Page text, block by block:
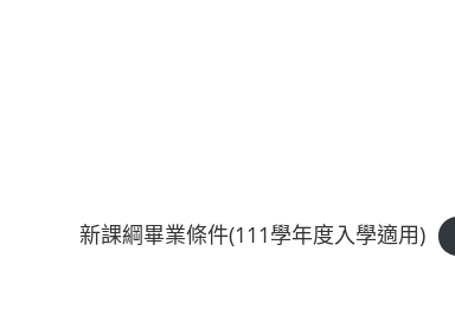
新課綱畢業條件(111學年度入學適用)